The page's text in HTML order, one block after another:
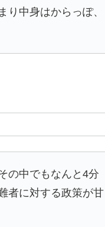
中身はからっぽ、
の中でもなんと4分
者に対する政策が甘